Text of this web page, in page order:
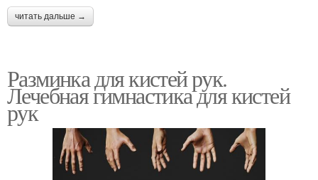
читать дальше →
Разминка для кистей рук.
Лечебная гимнастика для кистей
рук